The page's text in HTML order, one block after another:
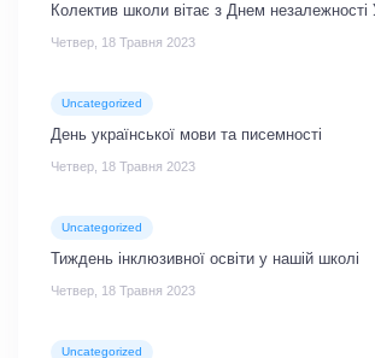
Колектив школи вітає з Днем незалежності
Четвер, 18 Травня 2023
Uncategorized
День української мови та писемності
Четвер, 18 Травня 2023
Uncategorized
Тиждень інклюзивної освіти у нашій школі
Четвер, 18 Травня 2023
Uncategorized